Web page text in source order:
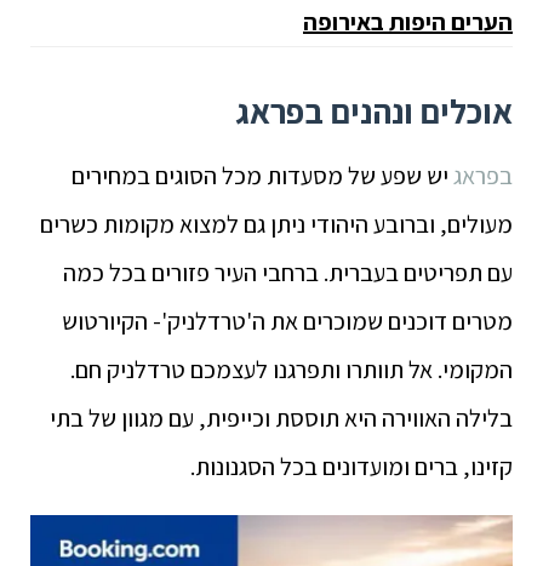
הערים היפות באירופה
אוכלים ונהנים בפראג
בפראגיש שפע של מסעדות מכל הסוגים במחירים
מעולים, וברובע היהודי ניתן גם למצוא מקומות כשרים
עם תפריטים בעברית. ברחבי העיר פזורים בכל כמה
מטרים דוכנים שמוכרים את ה'טרדלניק'- הקיורטוש
המקומי. אל תוותרו ותפרגנו לעצמכם טרדלניק חם.
בלילה האווירה היא תוססת וכייפית, עם מגוון של בתי
קזינו, ברים ומועדונים בכל הסגנונות.